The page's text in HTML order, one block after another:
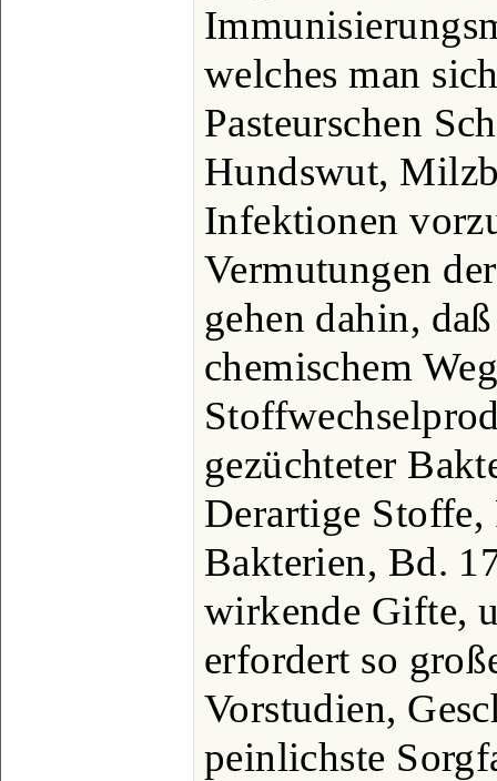
welches man
Pasteurschen
Hundswut,
Infektionen
Vermutungen
gehen dahin,
chemischem
gezüchteter
Derartige
Bakterien, Bd.
wirkende Gifte,
erfordert so
Vorstudien,
peinlichste